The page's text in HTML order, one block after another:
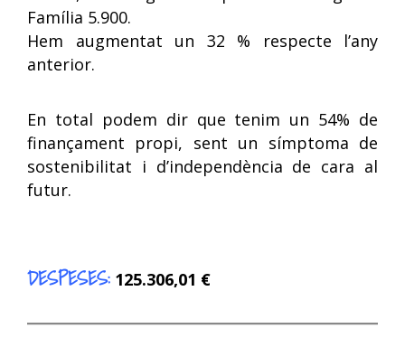
Família 5.900.
Hem augmentat un 32 % respecte l’any
anterior.
En total podem dir que tenim un 54% de
finançament propi, sent un símptoma de
sostenibilitat i d’independència de cara al
futur.
DESPESES: 125.306,01 €